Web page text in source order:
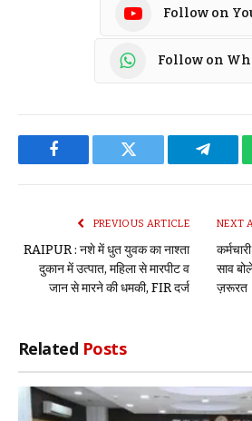
Follow on
Follow on
Facebook Twitter
PREVIOUS ARTICLE
RAIPUR : नशे में धुत युवक का नाश्ता
दुकान में उत्पात, महिला से मारपीट व
जान से मारने की धमकी, FIR दर्ज
NEXT
साव
ज़रूरत
Related Posts